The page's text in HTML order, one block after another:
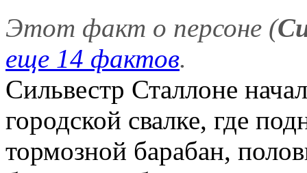
Этот факт о персоне (
еще 14 фактов.
Сильвестр Сталлоне
городской свалке, где
тормозной барабан,